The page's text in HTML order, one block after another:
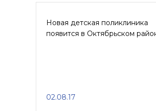
Новая детская поликлиника
появится в Октябрьском
02.08.17